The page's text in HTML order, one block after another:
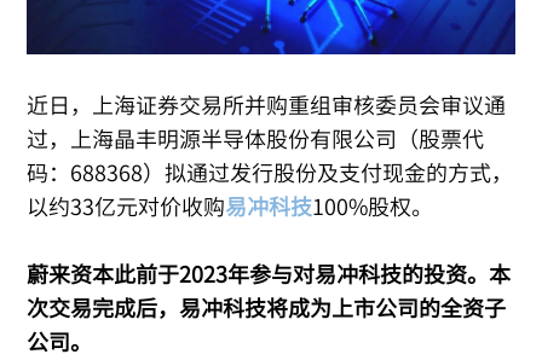
近日，上海证券交易所并购重组审核委员会审议通
过，上海晶丰明源半导体股份有限公司（股票代
码：688368）拟通过发行股份及支付现金的方式，
以约33亿元对价收购易冲科技100%股权。
蔚来资本此前于2023年参与对易冲科技的投资。本
次交易完成后，易冲科技将成为上市公司的全资子
公司。